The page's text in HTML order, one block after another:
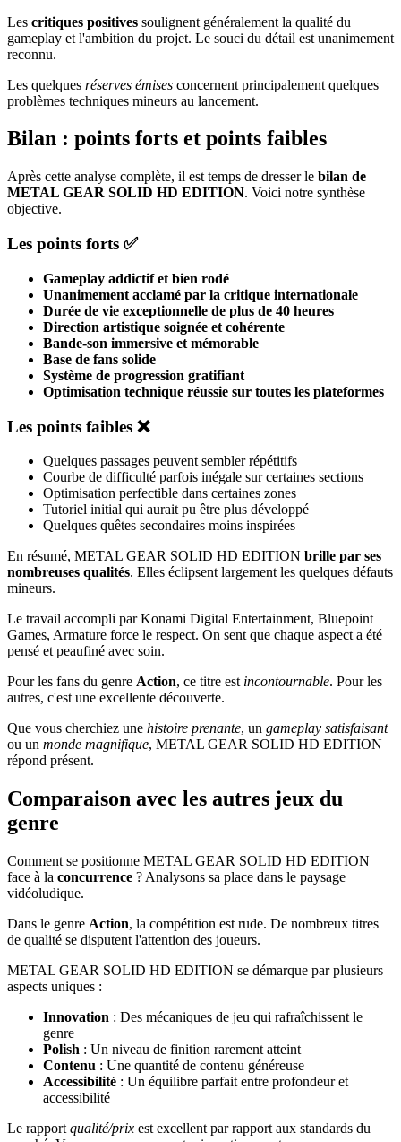
Les critiques positives soulignent généralement la qualité du
gameplay et l'ambition du projet. Le souci du détail est unanimement
reconnu.
Les quelques réserves émises concernent principalement quelques
problèmes techniques mineurs au lancement.
Bilan : points forts et points faibles
Après cette analyse complète, il est temps de dresser le bilan de
METAL GEAR SOLID HD EDITION. Voici notre synthèse
objective.
Les points forts ✅
Gameplay addictif et bien rodé
Unanimement acclamé par la critique internationale
Durée de vie exceptionnelle de plus de 40 heures
Direction artistique soignée et cohérente
Bande-son immersive et mémorable
Base de fans solide
Système de progression gratifiant
Optimisation technique réussie sur toutes les plateformes
Les points faibles ❌
Quelques passages peuvent sembler répétitifs
Courbe de difficulté parfois inégale sur certaines sections
Optimisation perfectible dans certaines zones
Tutoriel initial qui aurait pu être plus développé
Quelques quêtes secondaires moins inspirées
En résumé, METAL GEAR SOLID HD EDITION brille par ses
nombreuses qualités. Elles éclipsent largement les quelques défauts
mineurs.
Le travail accompli par Konami Digital Entertainment, Bluepoint
Games, Armature force le respect. On sent que chaque aspect a été
pensé et peaufiné avec soin.
Pour les fans du genre Action, ce titre est incontournable. Pour les
autres, c'est une excellente découverte.
Que vous cherchiez une histoire prenante, un gameplay satisfaisant
ou un monde magnifique, METAL GEAR SOLID HD EDITION
répond présent.
Comparaison avec les autres jeux du
genre
Comment se positionne METAL GEAR SOLID HD EDITION
face à la concurrence ? Analysons sa place dans le paysage
vidéoludique.
Dans le genre Action, la compétition est rude. De nombreux titres
de qualité se disputent l'attention des joueurs.
METAL GEAR SOLID HD EDITION se démarque par plusieurs
aspects uniques :
Innovation : Des mécaniques de jeu qui rafraîchissent le
genre
Polish : Un niveau de finition rarement atteint
Contenu : Une quantité de contenu généreuse
Accessibilité : Un équilibre parfait entre profondeur et
accessibilité
Le rapport qualité/prix est excellent par rapport aux standards du